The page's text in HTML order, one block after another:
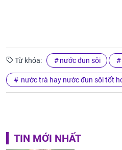
Từ khóa: nước đun sôi
nước trà hay nước đun sôi tốt
TIN MỚI NHẤT